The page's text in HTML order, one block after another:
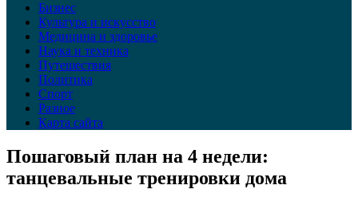
Бизнес
Культура и искусство
Медицина и здоровье
Наука и техника
Путешествия
Политика
Спорт
Разное
Карта сайта
Пошаговый план на 4 недели:
танцевальные тренировки дома